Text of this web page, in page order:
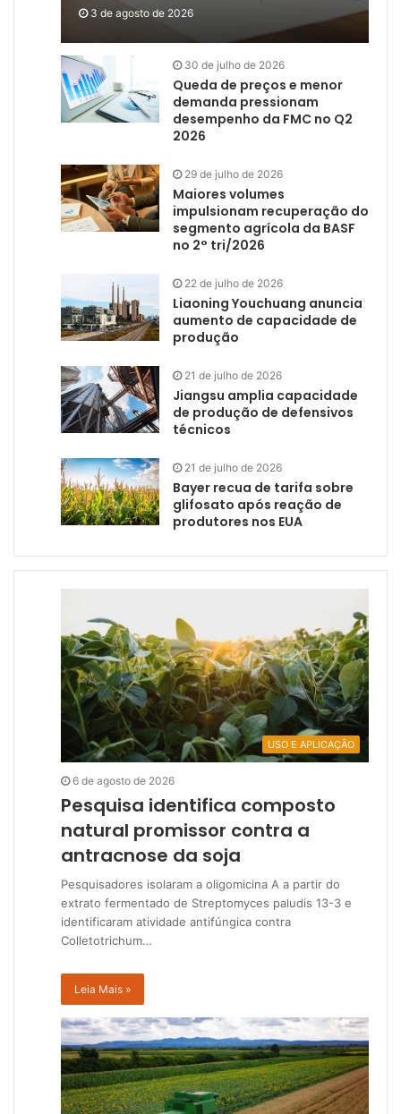
3 de agosto de 2026
30 de julho de 2026
Queda de preços e menor
demanda pressionam
desempenho da FMC no Q2
2026
29 de julho de 2026
Maiores volumes
impulsionam recuperação do
segmento agrícola da BASF
no 2° tri/2026
22 de julho de 2026
Liaoning Youchuang anuncia
aumento de capacidade de
produção
21 de julho de 2026
Jiangsu amplia capacidade
de produção de defensivos
técnicos
21 de julho de 2026
Bayer recua de tarifa sobre
glifosato após reação de
produtores nos EUA
USO E APLICAÇÃO
6 de agosto de 2026
Pesquisa identifica composto
natural promissor contra a
antracnose da soja
Pesquisadores isolaram a oligomicina A a partir do
extrato fermentado de Streptomyces paludis 13-3 e
identificaram atividade antifúngica contra
Colletotrichum…
Leia Mais »